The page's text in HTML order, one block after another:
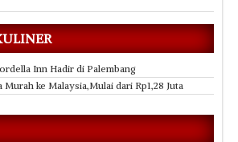
Inn Hadir di Palembang
Murah ke Malaysia,Mulai dari Rp1,28 Juta